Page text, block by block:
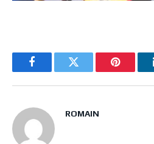
FacebookTwitter Pinterest
ROMAIN